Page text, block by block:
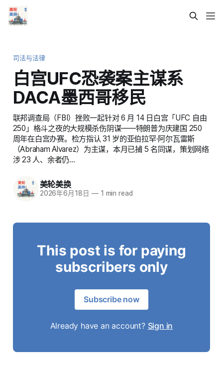
司法与法律
白宫UFC恐袭案主谋系
DACA墨西哥移民
联邦调查局（FBI）挫败一起针对 6 月 14 日白宫「UFC 自由
250」格斗之夜的大规模杀伤阴谋——特朗普为庆建国 250
周年在白宫办赛。检方指认 31 岁的亚伯拉罕·阿尔瓦雷斯
（Abraham Alvarez）为主谋，本月已捕 5 名同谋，策划网络
涉 23 人、余者仍…
美轮美换
2026年6月18日 —1 min read
This post is for paying
subscribers only
Subscribe now
Already have an account? Sign in